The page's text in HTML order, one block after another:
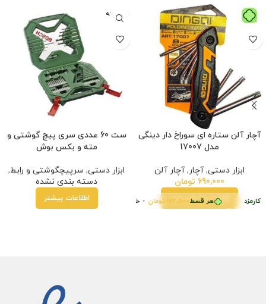
هر قسط172,500تومان خرید قسطی با ترب‌پی بدون کارمزد
آچار آلن ستاره ای سوراخ دار دینگی
مدل 17007
ابزار دستی,آچار,آچار آلن
690,000 تومان
افزودن به سبد خرید
فروخته
شده
ست 60 عددی سری پیچ گوشتی و
مته و بکس بوش
ابزار دستی, سرپیچگوشتی و رابط,
دسته بندی نشده
اطلاعات بیشتر